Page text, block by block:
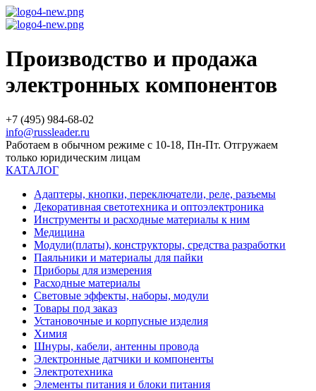
Производство и продажа
электронных компонентов
+7 (495) 984-68-02
info@russleader.ru
Работаем в обычном режиме с 10-18, Пн-Пт. Отгружаем
только юридическим лицам
КАТАЛОГ
Адаптеры, кнопки, переключатели, реле, разъемы
Декоративная светотехника и оптоэлектроника
Инструменты и расходные материалы к ним
Медицина
Модули(платы), конструкторы, средства разработки
Паяльники и материалы для пайки
Приборы для измерения
Расходные материалы
Световые эффекты, наборы, модули
Товары под заказ
Установочные и корпусные изделия
Химия
Шнуры, кабели, антенны провода
Электронные датчики и компоненты
Электротехника
Элементы питания и блоки питания